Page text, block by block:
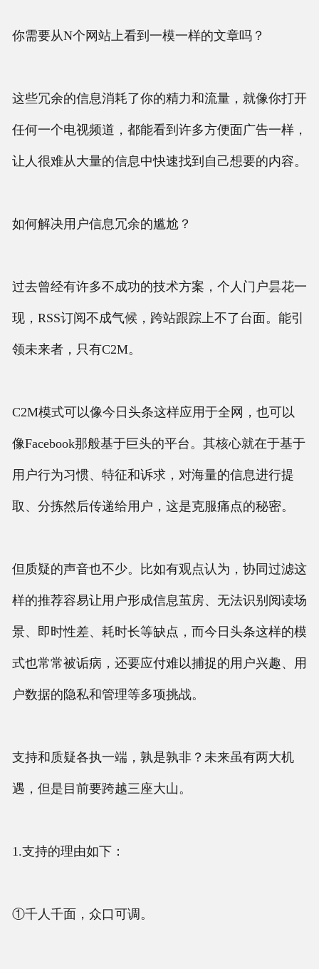
你需要从N个网站上看到一模一样的文章吗？
这些冗余的信息消耗了你的精力和流量，就像你打开
任何一个电视频道，都能看到许多方便面广告一样，
让人很难从大量的信息中快速找到自己想要的内容。
如何解决用户信息冗余的尴尬？
过去曾经有许多不成功的技术方案，个人门户昙花一
现，RSS订阅不成气候，跨站跟踪上不了台面。能引
领未来者，只有C2M。
C2M模式可以像今日头条这样应用于全网，也可以
像Facebook那般基于巨头的平台。其核心就在于基于
用户行为习惯、特征和诉求，对海量的信息进行提
取、分拣然后传递给用户，这是克服痛点的秘密。
但质疑的声音也不少。比如有观点认为，协同过滤这
样的推荐容易让用户形成信息茧房、无法识别阅读场
景、即时性差、耗时长等缺点，而今日头条这样的模
式也常常被诟病，还要应付难以捕捉的用户兴趣、用
户数据的隐私和管理等多项挑战。
支持和质疑各执一端，孰是孰非？未来虽有两大机
遇，但是目前要跨越三座大山。
1.支持的理由如下：
①千人千面，众口可调。